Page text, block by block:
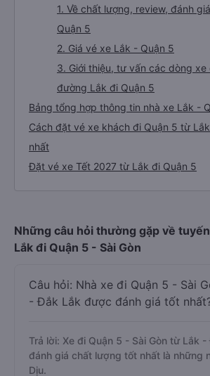
1. Về chất lượng, review, đánh
Quận 5
2. Giá vé xe Lắk - Quận 5
3. Giới thiệu, tư vấn các dòng xe
đường Lắk đi Quận 5
Bảng tổng hợp thông tin nhà xe Lắk -
Cách đặt vé xe khách đi Quận 5 từ
nhất
Đặt vé xe Tết 2027 từ Lắk đi Quận 5
Những câu hỏi thường gặp về
Lắk đi Quận 5 - Sài Gòn
Câu hỏi: Nhà xe đi Quận 5 - Sài
- Đắk Lắk được đánh giá tốt
Trả lời: Xe đi Quận 5 - Sài Gòn từ Lắk
đánh giá chất lượng tốt nhất là những
Dịu.